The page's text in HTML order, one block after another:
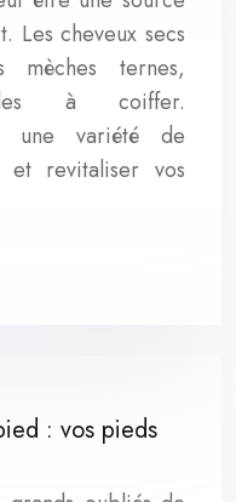
Les cheveux secs
ternes,
à coiffer.
une variété de
et revitaliser vos
: vos pieds